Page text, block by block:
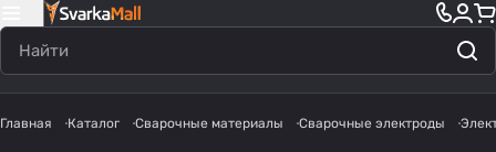
Главная Каталог Сварочные материалы Сварочные электроды